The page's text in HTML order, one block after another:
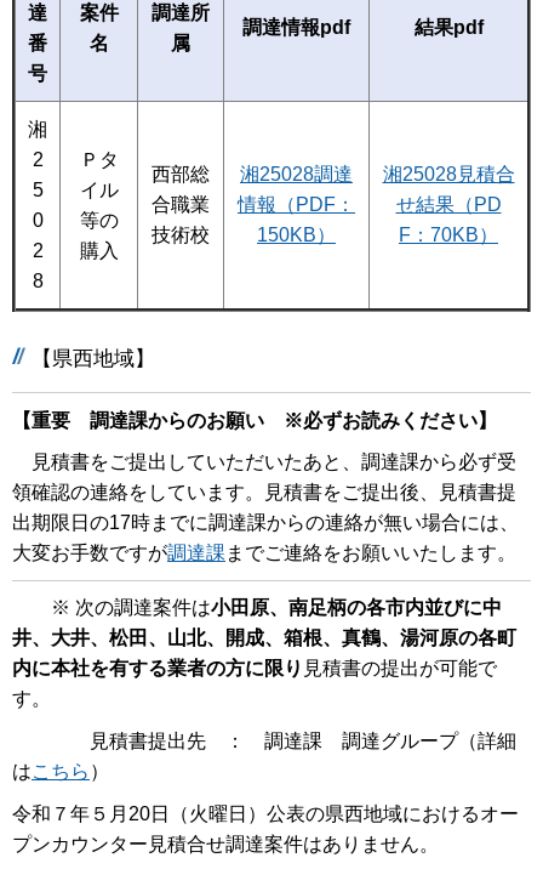
達
番
号
案件
名
調達所
属
調達情報pdf 結果pdf
湘
2
5
0
2
8
Ｐタ
イル
等の
購入
西部総
合職業
技術校
湘25028調達
情報（PDF：
150KB）
湘25028見積合
せ結果（PD
F：70KB）
【県西地域】
【重要 調達課からのお願い ※必ずお読みください】
見積書をご提出していただいたあと、調達課から必ず受
領確認の連絡をしています。見積書をご提出後、見積書提
出期限日の17時までに調達課からの連絡が無い場合には、
大変お手数ですが調達課 までご連絡をお願いいたします。
※ 次の調達案件は小田原、南足柄の各市内並びに中
井、大井、松田、山北、開成、箱根、真鶴、湯河原の各町
内に本社を有する業者の方に限り 見積書の提出が可能で
す。
見積書提出先 ： 調達課 調達グループ（詳細
はこちら ）
令和７年５月20日（火曜日）公表の県西地域におけるオー
プンカウンター見積合せ調達案件はありません。